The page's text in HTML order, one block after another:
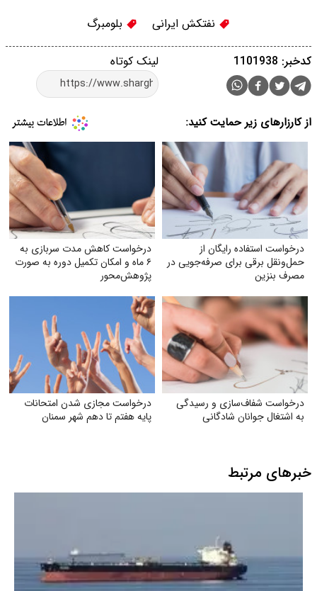
نفتکش ایرانی بلومبرگ
لینک کوتاه کدخبر: 1101938
از کارزارهای زیر حمایت کنید:
درخواست استفاده رایگان از
حمل‌ونقل برقی برای صرفه‌جویی در
مصرف بنزین
درخواست کاهش مدت سربازی به
۶ ماه و امکان تکمیل دوره به صورت
پژوهش‌محور
درخواست شفاف‌سازی و رسیدگی
به اشتغال جوانان شادگانی
درخواست مجازی شدن امتحانات
پایه هفتم تا دهم شهر سمنان
خبرهای مرتبط